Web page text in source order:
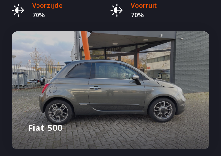
Voorzijde
70%
Voorruit
70%
Fiat 500